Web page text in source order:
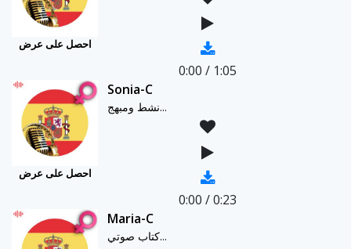
احصل على عرض
0:00 / 1:05
احصل على عرض
Sonia-C
نشط ومبهج...
0:00 /0:23
Maria-C
كتاب صوتي...